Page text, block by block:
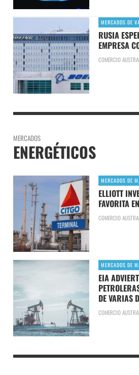
MERCADOS DE
RUSIA
EMPRESA
COMERCIO AUSTRAL
MERCADOS
ENERGÉTICOS
MERCADOS DE
ELLIOTT
FAVORITA
COMERCIO
MERCADOS DE
EIA
DE VARIAS
COMERCIO